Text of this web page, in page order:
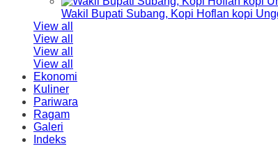
Wakil Bupati Subang, Kopi Hoflan kopi
View all
View all
View all
View all
Ekonomi
Kuliner
Pariwara
Ragam
Galeri
Indeks